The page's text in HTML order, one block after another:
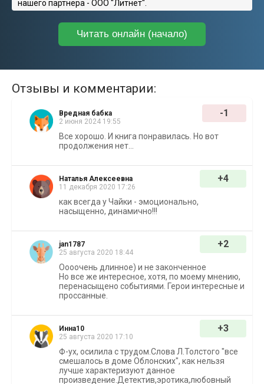
нашего партнера - ООО "Литнет".
Читать онлайн (начало)
Отзывы и комментарии:
Вредная бабка
2 июня 2024 19:55
-1
Все хорошо. И книга понравилась. Но вот
продолжения нет...
Наталья Алексеевна
11 декабря 2020 17:26
+4
как всегда у Чайки - эмоционально,
насыщенно, динамично!!!
jan1787
25 августа 2020 18:44
+2
Оооочень длинное) и не законченное
Но все же интересное, хотя, по моему мнению,
перенасыщено событиями. Герои интересные и
проссанные.
Инна10
25 августа 2020 17:10
+3
Ф-ух, осилила с трудом.Слова Л.Толстого "все
смешалось в доме Облонских", как нельзя
лучше характеризуют данное
произведение.Детектив,эротика,любовный